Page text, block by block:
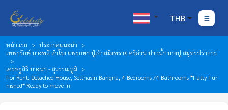
THB
หน้าแรก
ประกาศแนะนำ
เทพารักษ์ บางพลี สำโรง แพรกษา ปู่เจ้าสมิงพราย ศรีด่าน ปากน้ำ บางปู สมุทรปราการ
เศรษฐสิริ บางนา - สุวรรณภูมิ
For Rent: Detached House, Setthasiri Bangna, 4 Bedrooms /4 Bathrooms *Fully Fur
nished* Ready to move in